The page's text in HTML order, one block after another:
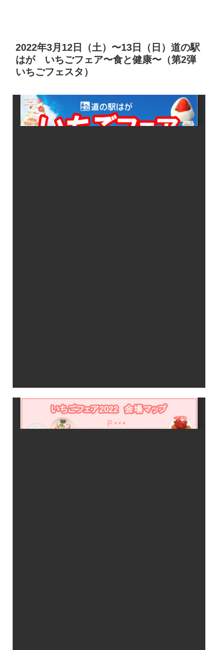
2022年3月12日（土）〜13日（日）道の駅
はが いちごフェア〜食と健康〜（第2弾
いちごフェスタ）